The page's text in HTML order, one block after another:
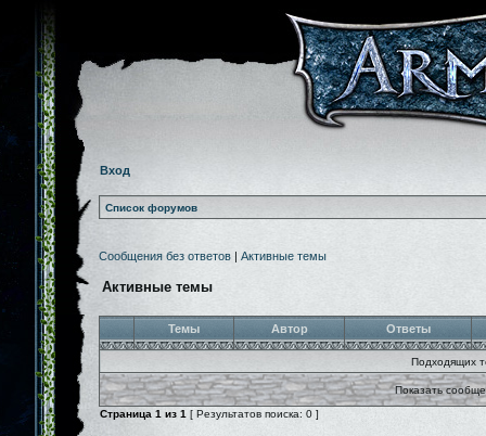
Вход
Список форумов
Сообщения без ответов | Активные темы
Активные темы
Темы Автор Ответы
Подходящих
Показать
Страница 1 из 1 [ Результатов поиска: 0 ]